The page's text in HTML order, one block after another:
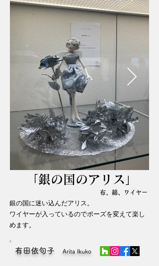
「銀の国のアリス」
布、綿、ワイヤー
銀の国に迷い込んだアリス。
ワイヤーが入っているのでポーズを変えて楽し
めます。
有田依句子 Arita Ikuko